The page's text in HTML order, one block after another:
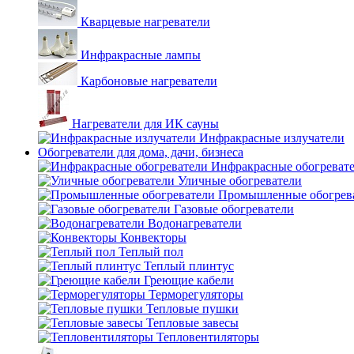
Кварцевые нагреватели
Инфракрасные лампы
Карбоновые нагреватели
Нагреватели для ИК сауны
Инфракрасные излучатели
Обогреватели для дома, дачи, бизнеса
Инфракрасные
Уличные обогреватели
Промышленные
Газовые обогреватели
Водонагреватели
Конвекторы
Теплый пол
Теплый плинтус
Греющие кабели
Терморегуляторы
Тепловые пушки
Тепловые завесы
Тепловентиляторы